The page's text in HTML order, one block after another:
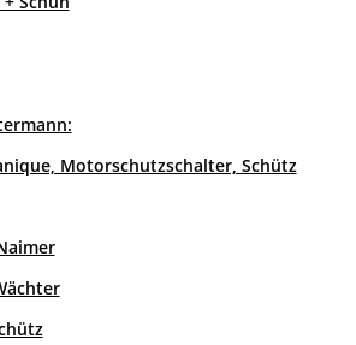
Motorschutzschalter, Schütz